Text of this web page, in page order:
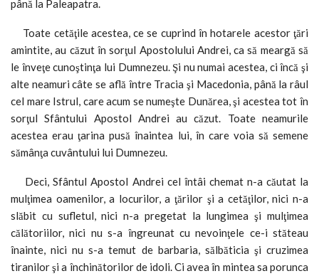
până la Paleapatra.
Toate cetăţile acestea, ce se cuprind în hotarele acestor ţări
amintite, au căzut în sorţul Apostolului Andrei, ca să meargă să
le înveţe cunoştinţa lui Dumnezeu. Şi nu numai acestea, ci încă şi
alte neamuri câte se află între Tracia şi Macedonia, până la râul
cel mare Istrul, care acum se numeşte Dunărea, şi acestea tot în
sorţul Sfântului Apostol Andrei au căzut. Toate neamurile
acestea erau ţarina pusă înaintea lui, în care voia să semene
sămânţa cuvântului lui Dumnezeu.
Deci, Sfântul Apostol Andrei cel întâi chemat n-a căutat la
mulţimea oamenilor, a locurilor, a ţărilor şi a cetăţilor, nici n-a
slăbit cu sufletul, nici n-a pregetat la lungimea şi mulţimea
călătoriilor, nici nu s-a îngreunat cu nevoinţele ce-i stăteau
înainte, nici nu s-a temut de barbaria, sălbăticia şi cruzimea
tiranilor şi a închinătorilor de idoli. Ci avea în mintea sa porunca